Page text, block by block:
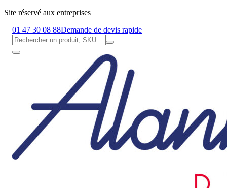
Site réservé aux entreprises
01 47 30 08 88Demande de devis rapide